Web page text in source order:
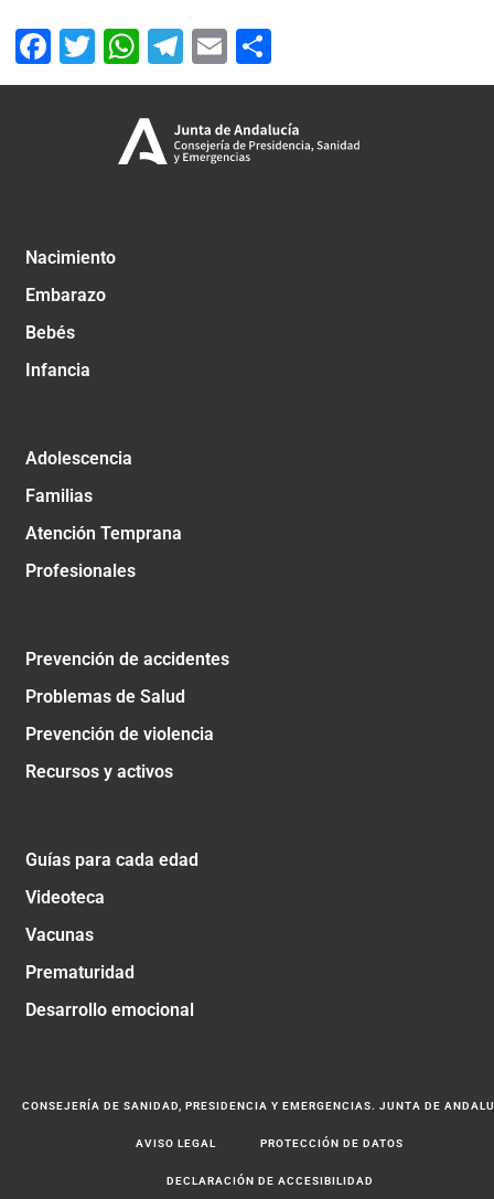
Facebook
Twitter
WhatsApp
Telegram
Email
Nacimiento
Embarazo
Bebés
Infancia
Adolescencia
Familias
Atención Temprana
Profesionales
Prevención de accidentes
Problemas de Salud
Prevención de violencia
Recursos y activos
Guías para cada edad
Videoteca
Vacunas
Prematuridad
Desarrollo emocional
CONSEJERÍA DE SANIDAD, PRESIDENCIA Y EMERGENCIAS. JUNTA DE
AVISO LEGAL PROTECCIÓN DE DATOS
DECLARACIÓN DE ACCESIBILIDAD